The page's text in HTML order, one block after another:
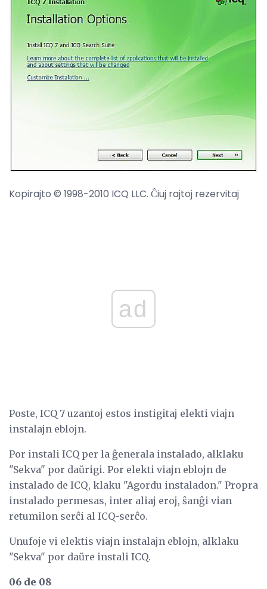
Kopirajto © 1998-2010 ICQ LLC. Ĉiuj rajtoj rezervitaj
ad
Poste, ICQ 7 uzantoj estos instigitaj elekti viajn
instalajn eblojn.
Por instali ICQ per la ĝenerala instalado, alklaku
"Sekva" por daŭrigi. Por elekti viajn eblojn de
instalado de ICQ, klaku "Agordu instaladon." Propra
instalado permesas, inter aliaj eroj, ŝanĝi vian
retumilon serĉi al ICQ-serĉo.
Unufoje vi elektis viajn instalajn eblojn, alklaku
"Sekva" por daŭre instali ICQ.
06 de 08